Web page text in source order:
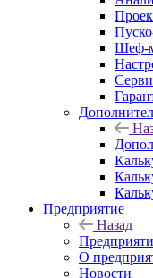
Шеф-
Предприятие
Назад
О
Новости